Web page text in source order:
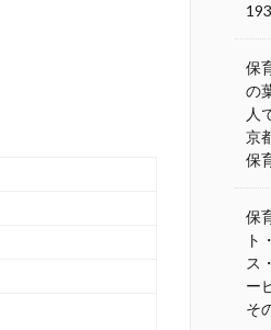
保
の
人
京
保
保
ト
ス
ー
そ